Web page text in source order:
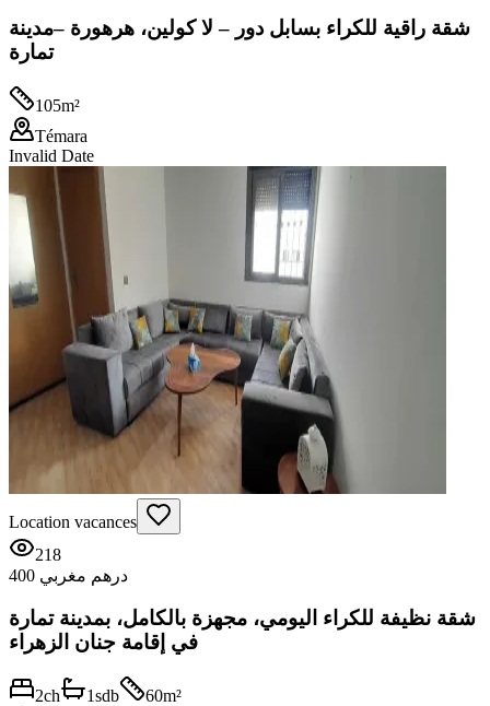
شقة راقية للكراء بسابل دور – لا كولين، هرهورة –مدينة
تمارة
105m²
Témara
Invalid Date
Location vacances
218
400 درهم مغربي
شقة نظيفة للكراء اليومي، مجهزة بالكامل، بمدينة تمارة
في إقامة جنان الزهراء
2ch 1sdb 60m²